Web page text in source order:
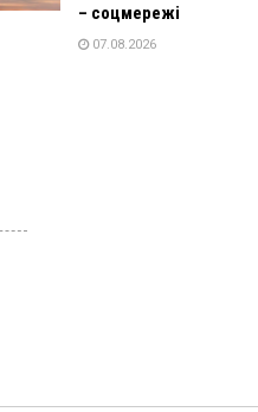
– соцмережі
07.08.2026